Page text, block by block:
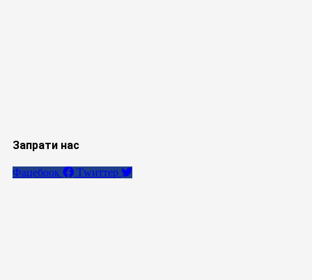
Запрати нас
Фацебоок Тwиттер